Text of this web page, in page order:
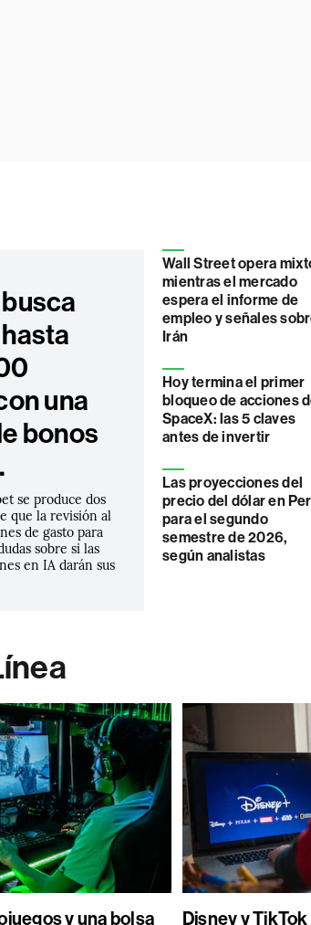
una
bonos
se produce dos
que la revisión al
de gasto para
sobre si las
en IA darán sus
Wall Street opera
mientras el mercado
espera el informe de
empleo y señales
Irán
Hoy termina el primer
bloqueo de acciones
SpaceX: las 5 claves
antes de invertir
Las proyecciones del
precio del dólar en
para el segundo
semestre de 2026,
según analistas
y una bolsa
Disney y